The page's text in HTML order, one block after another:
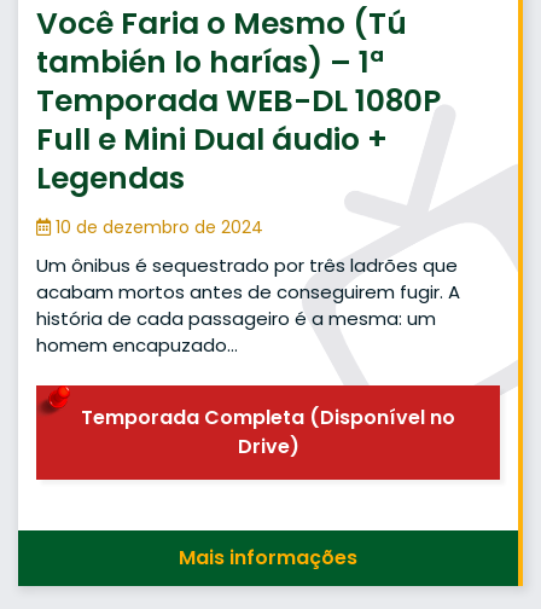
Você Faria o Mesmo (Tú
también lo harías) – 1ª
Temporada WEB-DL 1080P
Full e Mini Dual áudio +
Legendas
10 de dezembro de 2024
Um ônibus é sequestrado por três ladrões que
acabam mortos antes de conseguirem fugir. A
história de cada passageiro é a mesma: um
homem encapuzado…
Temporada Completa (Disponível no
Drive)
Mais informações